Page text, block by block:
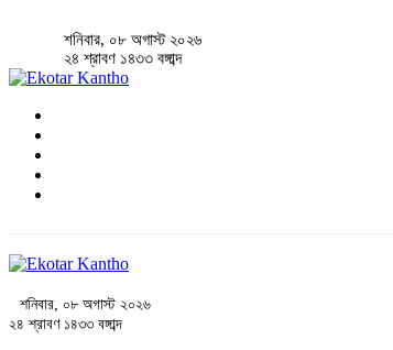
শনিবার, ০৮ অগাস্ট ২০২৬
২৪ শ্রাবণ ১৪৩৩ বঙ্গাব্দ
শনিবার, ০৮ অগাস্ট ২০২৬
২৪ শ্রাবণ ১৪৩৩ বঙ্গাব্দ